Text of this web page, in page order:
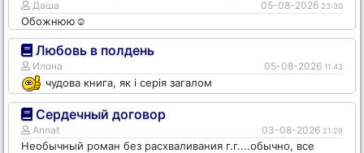
Даша 05-08-2026 23:30
Обожнюю☺️
Любовь в полдень
Илона 05-08-2026 11:43
чудова книга, як і серія загалом
Сердечный договор
Annat 03-08-2026 21:29
Необычный роман без расхваливания г.г....обычно, все